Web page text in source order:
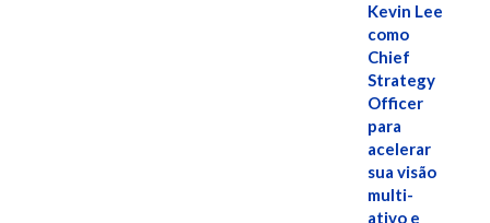
Kevin Lee
como
Chief
Strategy
Officer
para
acelerar
sua visão
multi-
ativo e